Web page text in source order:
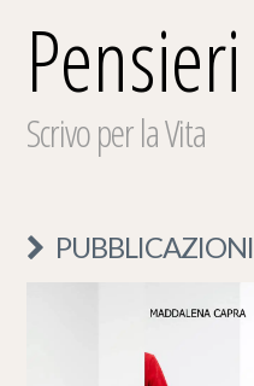
Scrivo per la Vita
PUBBLICAZIONI